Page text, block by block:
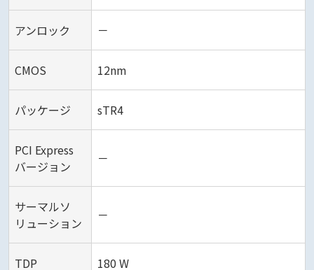
アンロック －
CMOS 12nm
パッケージ sTR4
PCI Express
バージョン
－
サーマルソ
リューション
－
TDP 180 W